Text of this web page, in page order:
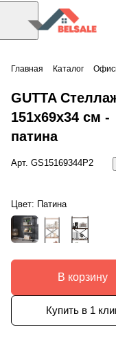
Главная Каталог
GUTTA
151х69х34 см -
патина
Арт. GS15169344P2
Цвет: Патина
В корзину
Купить в 1